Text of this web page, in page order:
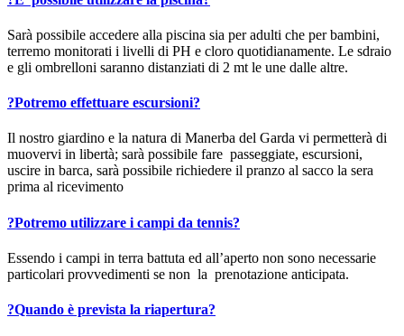
Sarà possibile accedere alla piscina sia per adulti che per bambini,
terremo monitorati i livelli di PH e cloro quotidianamente. Le sdraio
e gli ombrelloni saranno distanziati di 2 mt le une dalle altre.
?Potremo effettuare escursioni?
Il nostro giardino e la natura di Manerba del Garda vi permetterà di
muovervi in libertà; sarà possibile fare passeggiate, escursioni,
uscire in barca, sarà possibile richiedere il pranzo al sacco la sera
prima al ricevimento
?Potremo utilizzare i campi da tennis?
Essendo i campi in terra battuta ed all’aperto non sono necessarie
particolari provvedimenti se non la prenotazione anticipata.
?Quando è prevista la riapertura?